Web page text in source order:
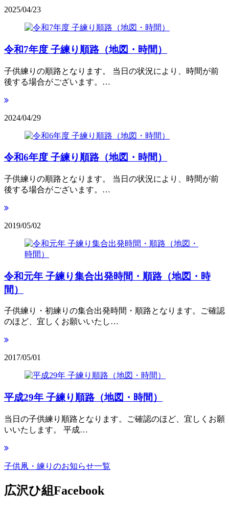
2025/04/23
令和7年度 子練り順路（地図・時間）
子供練りの順路となります。 当日の状況により、時間が前
後する場合がございます。…
2024/04/29
令和6年度 子練り順路（地図・時間）
子供練りの順路となります。 当日の状況により、時間が前
後する場合がございます。…
2019/05/02
令和元年 子練り集合出発時間・順路（地図・時
間）
子供練り・初練りの集合出発時間・順路となります。ご確認
のほど、宜しくお願いいたし…
2017/05/01
平成29年 子練り順路（地図・時間）
当日の子供練り順路となります。ご確認のほど、宜しくお願
いいたします。 平成…
子供凧・練りのお知らせ一覧
広沢ひ組Facebook